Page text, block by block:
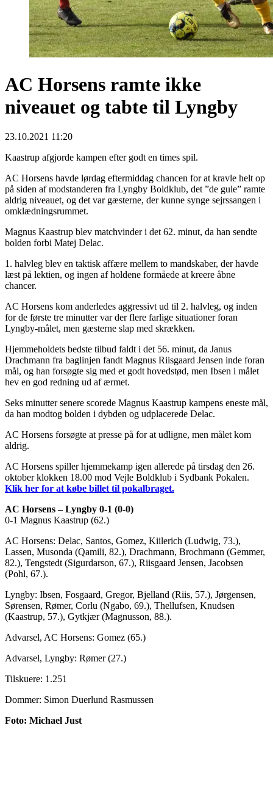
AC Horsens ramte ikke
niveauet og tabte til Lyngby
23.10.2021 11:20
Kaastrup afgjorde kampen efter godt en times spil.
AC Horsens havde lørdag eftermiddag chancen for at kravle helt op
på siden af modstanderen fra Lyngby Boldklub, det ”de gule” ramte
aldrig niveauet, og det var gæsterne, der kunne synge sejrssangen i
omklædningsrummet.
Magnus Kaastrup blev matchvinder i det 62. minut, da han sendte
bolden forbi Matej Delac.
1. halvleg blev en taktisk affære mellem to mandskaber, der havde
læst på lektien, og ingen af holdene formåede at kreere åbne
chancer.
AC Horsens kom anderledes aggressivt ud til 2. halvleg, og inden
for de første tre minutter var der flere farlige situationer foran
Lyngby-målet, men gæsterne slap med skrækken.
Hjemmeholdets bedste tilbud faldt i det 56. minut, da Janus
Drachmann fra baglinjen fandt Magnus Riisgaard Jensen inde foran
mål, og han forsøgte sig med et godt hovedstød, men Ibsen i målet
hev en god redning ud af ærmet.
Seks minutter senere scorede Magnus Kaastrup kampens eneste mål,
da han modtog bolden i dybden og udplacerede Delac.
AC Horsens forsøgte at presse på for at udligne, men målet kom
aldrig.
AC Horsens spiller hjemmekamp igen allerede på tirsdag den 26.
oktober klokken 18.00 mod Vejle Boldklub i Sydbank Pokalen.
Klik her for at købe billet til pokalbraget.
AC Horsens – Lyngby 0-1 (0-0)
0-1 Magnus Kaastrup (62.)
AC Horsens: Delac, Santos, Gomez, Kiilerich (Ludwig, 73.),
Lassen, Musonda (Qamili, 82.), Drachmann, Brochmann (Gemmer,
82.), Tengstedt (Sigurdarson, 67.), Riisgaard Jensen, Jacobsen
(Pohl, 67.).
Lyngby: Ibsen, Fosgaard, Gregor, Bjelland (Riis, 57.), Jørgensen,
Sørensen, Rømer, Corlu (Ngabo, 69.), Thellufsen, Knudsen
(Kaastrup, 57.), Gytkjær (Magnusson, 88.).
Advarsel, AC Horsens: Gomez (65.)
Advarsel, Lyngby: Rømer (27.)
Tilskuere: 1.251
Dommer: Simon Duerlund Rasmussen
Foto: Michael Just